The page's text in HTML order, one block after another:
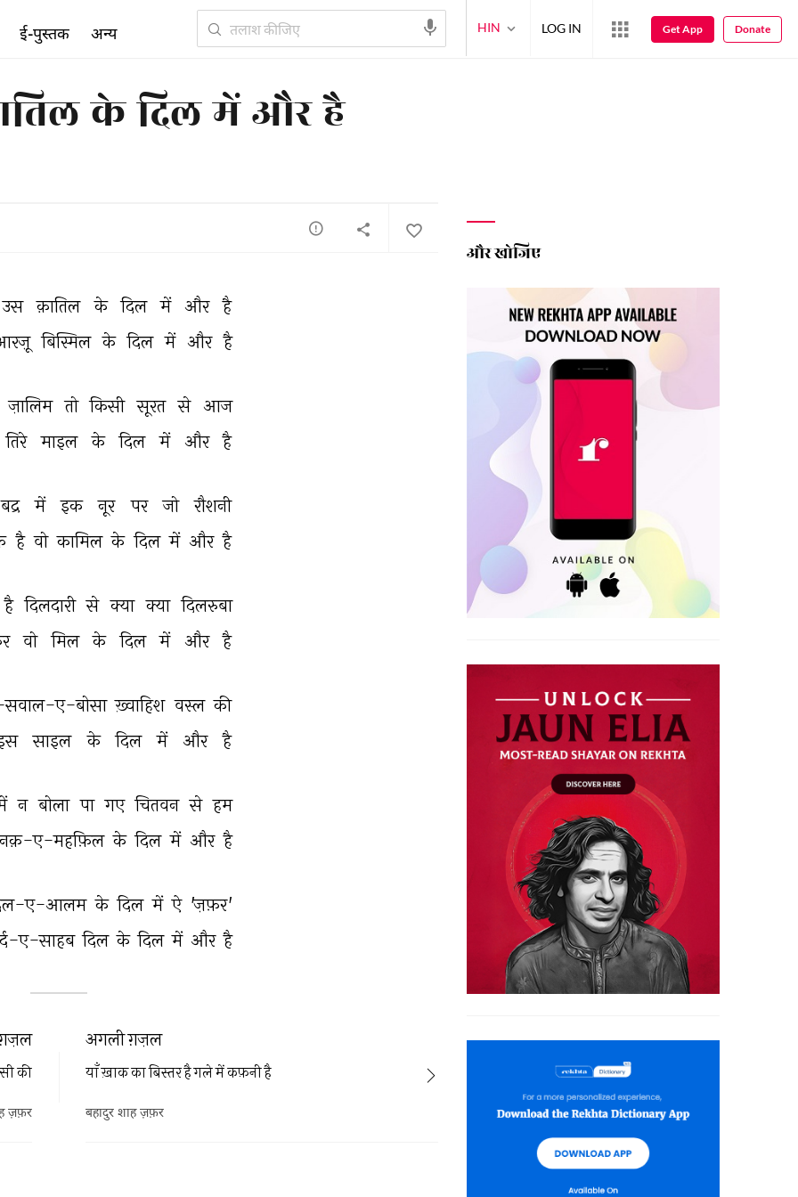
के दिल में और है
उस क़ातिल के दिल में और है
बिस्मिल के दिल में और है
ज़ालिम तो किसी सूरत से आज
तिरे
माइल के दिल में और है
बद्र में इक नूर पर जो
रौशनी
है वो कामिल के दिल में और है
है दिलदारी से क्या क्या दिलरुबा
वो मिल के दिल में और है
ए-बोसा ख़्वाहिश वस्ल की
साइल के दिल में और है
न बोला पा गए चितवन से हम
ए-महफ़िल के दिल में और है
ए-आलम के दिल में ऐ 'ज़फ़र'
ए-साहब दिल के दिल में और है
अगली ग़ज़ल
याँ ख़ाक का बिस्तर है गले में कफ़नी है
बहादुर शाह ज़फ़र
की
ज़फ़र
और खोजिए
ई-पुस्तक अन्य HIN LOG IN Get App Donate